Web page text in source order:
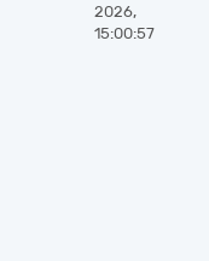
2026,
15:00:57